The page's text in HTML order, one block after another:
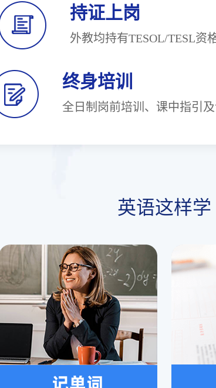
持证上岗
外教均持有
终身培训
全日制岗前培训、课中指引
英语这样学